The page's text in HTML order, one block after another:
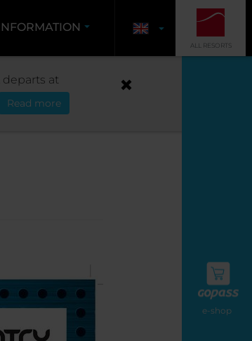
e-shop
ALL RESORTS
departs at
Read more